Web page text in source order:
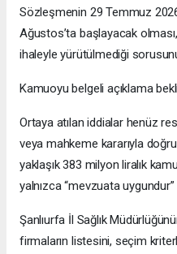
Sözleşmenin 29 Temmuz
Ağustos’ta başlayacak
ihaleyle yürütülmediği
Kamuoyu belgeli açıklama
Ortaya atılan iddialar henüz
veya mahkeme kararıyla
yaklaşık 383 milyon liralık
yalnızca “mevzuata
Şanlıurfa İl Sağlık
firmaların listesini, seçim